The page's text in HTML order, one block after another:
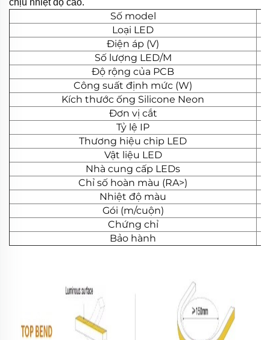
chịu nhiệt độ cao.
Số model
Loại LED
Điện áp (V)
Số lượng LED/M
Độ rộng của PCB
Công suất định mức (W)
Kích thước ống Silicone Neon
Đơn vị cắt
Tỷ lệ IP
Thương hiệu chip LED
Vật liệu LED
Nhà cung cấp LEDs
Chỉ số hoàn màu (RA>)
Nhiệt độ màu
Gói (m/cuộn)
Chứng chỉ
Bảo hành